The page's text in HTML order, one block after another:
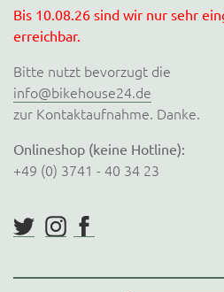
Bis 10.08.26 sind wir nur sehr
erreichbar.
Bitte nutzt bevorzugt die
info@bikehouse24.de
zur Kontaktaufnahme. Danke.
Onlineshop (keine Hotline):
+49 (0) 3741 - 40 34 23